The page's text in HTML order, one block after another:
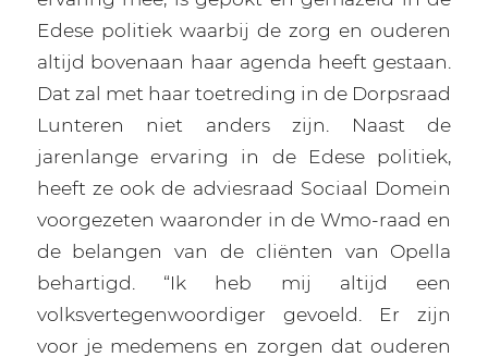
Edese politiek waarbij de zorg en ouderen
altijd bovenaan haar agenda heeft gestaan.
Dat zal met haar toetreding in de Dorpsraad
Lunteren niet anders zijn. Naast de
jarenlange ervaring in de Edese politiek,
heeft ze ook de adviesraad Sociaal Domein
voorgezeten waaronder in de Wmo-raad en
de belangen van de cliënten van Opella
behartigd. “Ik heb mij altijd een
volksvertegenwoordiger gevoeld. Er zijn
voor je medemens en zorgen dat ouderen